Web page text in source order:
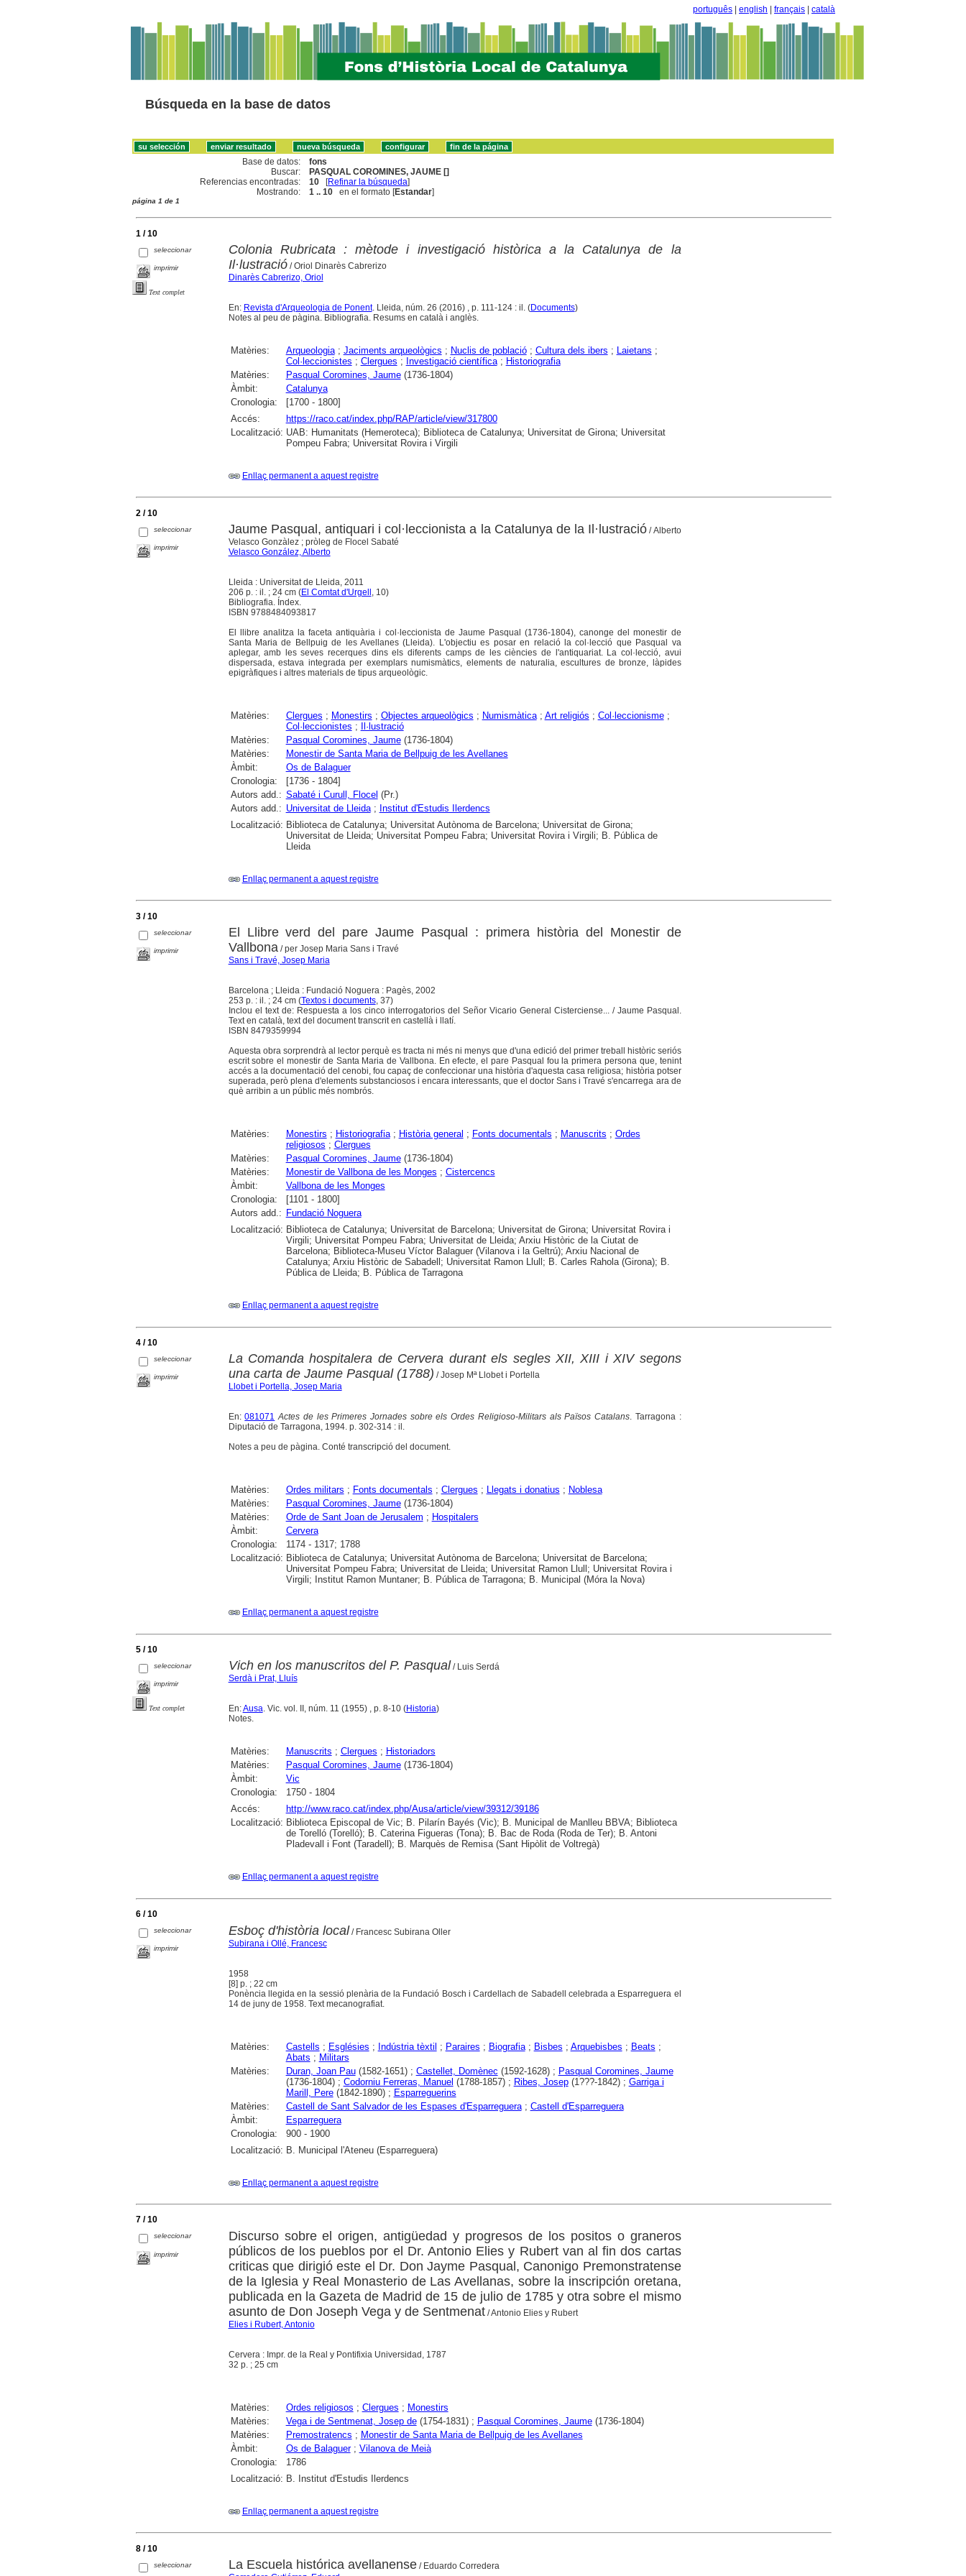
português english français català
Búsqueda en la base de datos
Base de datos:
fons
Buscar:
PASQUAL COROMINES, JAUME []
Referencias encontradas:
10 [Refinar la búsqueda]
Mostrando:
1 .. 10 en el formato [Estandar]
página 1 de 1
1 / 10
seleccionar
imprimir
Text complet
Colonia Rubricata : mètode i investigació històrica a la Catalunya de la
Il·lustració/ Oriol Dinarès Cabrerizo
Dinarès Cabrerizo, Oriol
En: Revista d'Arqueologia de Ponent. Lleida, núm. 26 (2016) , p. 111-124 : il. (Documents)
Notes al peu de pàgina. Bibliografia. Resums en català i anglès.
Matèries: Arqueologia; Jaciments arqueològics ; Nuclis de població; Cultura dels ibers ; Laietans ;
Col·leccionistes ; Clergues ; Investigació científica; Historiografia
Matèries:
Pasqual Coromines, Jaume(1736-1804)
Àmbit:
Catalunya
Cronologia:
[1700 - 1800]
Accés:
https://raco.cat/index.php/RAP/article/view/317800
Localització: UAB: Humanitats (Hemeroteca); Biblioteca de Catalunya; Universitat de Girona; Universitat
Pompeu Fabra; Universitat Rovira i Virgili
Enllaç permanent a aquest registre
2 / 10
seleccionar
imprimir
Jaume Pasqual, antiquari i col·leccionista a la Catalunya de la Il·lustració / Alberto
Velasco Gonzàlez ; pròleg de Flocel Sabaté
Velasco González, Alberto
Lleida : Universitat de Lleida, 2011
206 p. : il. ; 24 cm (El Comtat d'Urgell , 10)
Bibliografia. Índex.
ISBN 9788484093817
El llibre analitza la faceta antiquària i col·leccionista de Jaume Pasqual (1736-1804), canonge del monestir de
Santa Maria de Bellpuig de les Avellanes (Lleida). L'objectiu es posar en relació la col·lecció que Pasqual va
aplegar, amb les seves recerques dins els diferents camps de les ciències de l'antiquariat. La col·lecció, avui
dispersada, estava integrada per exemplars numismàtics, elements de naturalia, escultures de bronze, làpides
epigràfiques i altres materials de tipus arqueològic.
Matèries: Clergues ; Monestirs ; Objectes arqueològics ; Numismàtica; Art religiós ; Col·leccionisme;
Col·leccionistes ;
Il·lustració
Matèries:
Pasqual Coromines, Jaume(1736-1804)
Matèries:
Monestir de Santa Maria de Bellpuig de les Avellanes
Àmbit:
Os de Balaguer
Cronologia:
[1736 - 1804]
Autors add.: Sabaté i Curull, Flocel (Pr.)
Autors add.: Universitat de Lleida; Institut d'Estudis Ilerdencs
Localització: Biblioteca de Catalunya; Universitat Autònoma de Barcelona; Universitat de Girona;
Universitat de Lleida; Universitat Pompeu Fabra; Universitat Rovira i Virgili; B. Pública de
Lleida
Enllaç permanent a aquest registre
3 / 10
seleccionar
imprimir
El Llibre verd del pare Jaume Pasqual : primera història del Monestir de
Vallbona/ per Josep Maria Sans i Travé
Sans i Travé, Josep Maria
Barcelona ; Lleida : Fundació Noguera : Pagès, 2002
253 p. : il. ; 24 cm (Textos i documents, 37)
Inclou el text de: Respuesta a los cinco interrogatorios del Señor Vicario General Cisterciense... / Jaume Pasqual.
Text en català, text del document transcrit en castellà i llatí.
ISBN 8479359994
Aquesta obra sorprendrà al lector perquè es tracta ni més ni menys que d'una edició del primer treball històric seriós
escrit sobre el monestir de Santa Maria de Vallbona. En efecte, el pare Pasqual fou la primera persona que, tenint
accés a la documentació del cenobi, fou capaç de confeccionar una història d'aquesta casa religiosa; història potser
superada, però plena d'elements substanciosos i encara interessants, que el doctor Sans i Travé s'encarrega ara de
què arribin a un públic més nombrós.
Matèries: Monestirs ; Historiografia; Història general ; Fonts documentals ; Manuscrits ; Ordes
religiosos ; Clergues
Matèries:
Pasqual Coromines, Jaume(1736-1804)
Matèries:
Monestir de Vallbona de les Monges ; Cistercencs
Àmbit:
Vallbona de les Monges
Cronologia:
[1101 - 1800]
Autors add.: Fundació Noguera
Localització: Biblioteca de Catalunya; Universitat de Barcelona; Universitat de Girona; Universitat Rovira i
Virgili; Universitat Pompeu Fabra; Universitat de Lleida; Arxiu Històric de la Ciutat de
Barcelona; Biblioteca-Museu Víctor Balaguer (Vilanova i la Geltrú); Arxiu Nacional de
Catalunya; Arxiu Històric de Sabadell; Universitat Ramon Llull; B. Carles Rahola (Girona); B.
Pública de Lleida; B. Pública de Tarragona
Enllaç permanent a aquest registre
4 / 10
seleccionar
imprimir
La Comanda hospitalera de Cervera durant els segles XII, XIII i XIV segons
una carta de Jaume Pasqual (1788) / Josep Mª Llobet i Portella
Llobet i Portella, Josep Maria
En:081071 Actes de les Primeres Jornades sobre els Ordes Religioso-Militars als Països Catalans. Tarragona :
Diputació de Tarragona, 1994. p. 302-314 : il.
Notes a peu de pàgina. Conté transcripció del document.
Matèries: Ordes militars ; Fonts documentals ; Clergues ; Llegats i donatius ; Noblesa
Matèries:
Pasqual Coromines, Jaume(1736-1804)
Matèries:
Orde de Sant Joan de Jerusalem ; Hospitalers
Àmbit:
Cervera
Cronologia:
1174 - 1317; 1788
Localització: Biblioteca de Catalunya; Universitat Autònoma de Barcelona; Universitat de Barcelona;
Universitat Pompeu Fabra; Universitat de Lleida; Universitat Ramon Llull; Universitat Rovira i
Virgili; Institut Ramon Muntaner; B. Pública de Tarragona; B. Municipal (Móra la Nova)
Enllaç permanent a aquest registre
5 / 10
seleccionar
imprimir
Text complet
Vich en los manuscritos del P. Pasqual/ Luis Serdá
Serdà i Prat, Lluís
En:Ausa. Vic. vol. II, núm. 11 (1955) , p. 8-10 (Historia)
Notes.
Matèries: Manuscrits ; Clergues ; Historiadors
Matèries:
Pasqual Coromines, Jaume(1736-1804)
Àmbit:
Vic
Cronologia:
1750 - 1804
Accés:
http://www.raco.cat/index.php/Ausa/article/view/39312/39186
Localització: Biblioteca Episcopal de Vic; B. Pilarín Bayés (Vic); B. Municipal de Manlleu BBVA; Biblioteca
de Torelló (Torelló); B. Caterina Figueras (Tona); B. Bac de Roda (Roda de Ter); B. Antoni
Pladevall i Font (Taradell); B. Marquès de Remisa (Sant Hipòlit de Voltregà)
Enllaç permanent a aquest registre
6 / 10
seleccionar
imprimir
Esboç d'història local/ Francesc Subirana Oller
Subirana i Ollé, Francesc
1958
[8] p. ; 22 cm
Ponència llegida en la sessió plenària de la Fundació Bosch i Cardellach de Sabadell celebrada a Esparreguera el
14 de juny de 1958. Text mecanografiat.
Matèries: Castells ; Esglésies ; Indústria tèxtil ; Paraires ; Biografia; Bisbes ; Arquebisbes ; Beats ;
Abats ; Militars
Matèries:
Duran, Joan Pau(1582-1651) ; Castellet, Domènec (1592-1628) ; Pasqual Coromines, Jaume
(1736-1804) ; Codorniu Ferreras, Manuel (1788-1857) ; Ribes, Josep(1???-1842) ; Garriga i
Marill, Pere(1842-1890) ; Esparreguerins
Matèries:
Castell de Sant Salvador de les Espases d'Esparreguera; Castell d'Esparreguera
Àmbit:
Esparreguera
Cronologia:
900 - 1900
Localització: B. Municipal l'Ateneu (Esparreguera)
Enllaç permanent a aquest registre
7 / 10
seleccionar
imprimir
Discurso sobre el origen, antigüedad y progresos de los positos o graneros
públicos de los pueblos por el Dr. Antonio Elies y Rubert van al fin dos cartas
criticas que dirigió este el Dr. Don Jayme Pasqual, Canonigo Premonstratense
de la Iglesia y Real Monasterio de Las Avellanas, sobre la inscripción oretana,
publicada en la Gazeta de Madrid de 15 de julio de 1785 y otra sobre el mismo
asunto de Don Joseph Vega y de Sentmenat/ Antonio Elies y Rubert
Elies i Rubert, Antonio
Cervera : Impr. de la Real y Pontifixia Universidad, 1787
32 p. ; 25 cm
Matèries: Ordes religiosos ; Clergues ; Monestirs
Matèries:
Vega i de Sentmenat, Josep de(1754-1831) ; Pasqual Coromines, Jaume(1736-1804)
Matèries:
Premostratencs ; Monestir de Santa Maria de Bellpuig de les Avellanes
Àmbit:
Os de Balaguer; Vilanova de Meià
Cronologia:
1786
Localització: B. Institut d'Estudis Ilerdencs
Enllaç permanent a aquest registre
8 / 10
seleccionar La Escuela histórica avellanense/ Eduardo Corredera